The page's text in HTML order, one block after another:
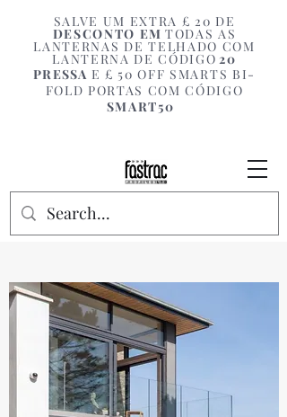
SALVE UM EXTRA £ 20 DE
DESCONTO EM TODAS AS
LANTERNAS DE TELHADO COM
LANTERNA DE CÓDIGO 20
PRESSA E £ 50 OFF SMARTS BI-
FOLD PORTAS COM CÓDIGO
SMART50